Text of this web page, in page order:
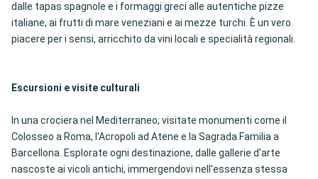
dalle tapas spagnole e i formaggi greci alle autentiche pizze
italiane, ai frutti di mare veneziani e ai mezze turchi. È un vero
piacere per i sensi, arricchito da vini locali e specialità regionali.
Escursioni e visite culturali
In una crociera nel Mediterraneo, visitate monumenti come il
Colosseo a Roma, l'Acropoli ad Atene e la Sagrada Familia a
Barcellona. Esplorate ogni destinazione, dalle gallerie d'arte
nascoste ai vicoli antichi, immergendovi nell'essenza stessa